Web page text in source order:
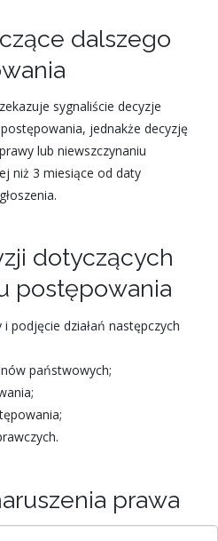
dalszego
sygnaliście decyzje
jednakże decyzję
lub niewszczynaniu
niż 3 miesiące od daty
dotyczących
postępowania
podjęcie działań następczych
państwowych;
prawa